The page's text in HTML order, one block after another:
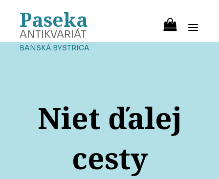
Paseka
ANTIKVARIÁT
BANSKÁ BYSTRICA
Niet ďalej
cesty